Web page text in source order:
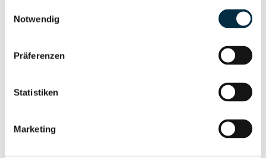
Notwendig
Präferenzen
Statistiken
Marketing
Unternehmensprofil
Berechtigten Pfad
Vollständiges
Unternehmensprofil